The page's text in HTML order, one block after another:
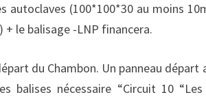
autoclaves (100*100*30 au moins
le balisage -LNP financera.
du Chambon. Un panneau départ
balises nécessaire “Circuit 10